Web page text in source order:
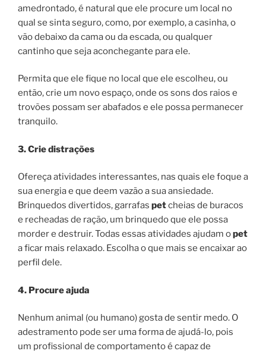
amedrontado, é natural que ele procure um local no
qual se sinta seguro, como, por exemplo, a casinha, o
vão debaixo da cama ou da escada, ou qualquer
cantinho que seja aconchegante para ele.
Permita que ele fique no local que ele escolheu, ou
então, crie um novo espaço, onde os sons dos raios e
trovões possam ser abafados e ele possa permanecer
tranquilo.
3. Crie distrações
Ofereça atividades interessantes, nas quais ele foque a
sua energia e que deem vazão a sua ansiedade.
Brinquedos divertidos, garrafas petcheias de buracos
e recheadas de ração, um brinquedo que ele possa
morder e destruir. Todas essas atividades ajudam opet
a ficar mais relaxado. Escolha o que mais se encaixar ao
perfil dele.
4. Procure ajuda
Nenhum animal (ou humano) gosta de sentir medo. O
adestramento pode ser uma forma de ajudá-lo, pois
um profissional de comportamento é capaz de